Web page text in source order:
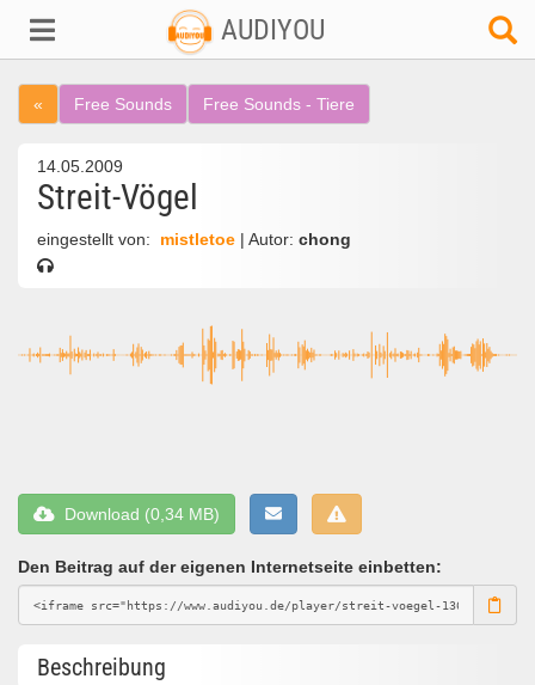
AUDIYOU
« Free Sounds Free Sounds - Tiere
14.05.2009
Streit-Vögel
eingestellt von: mistletoe | Autor: chong
Download (0,34 MB)
Den Beitrag auf der eigenen Internetseite einbetten:
Beschreibung